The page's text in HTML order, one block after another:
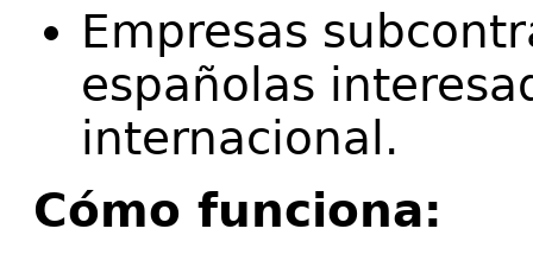
Empresas
españolas
internacional.
Cómo funciona: